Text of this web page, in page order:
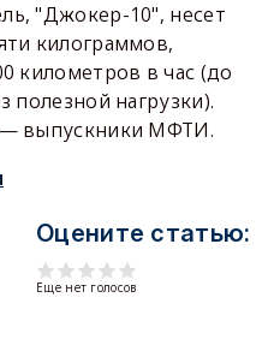
"Джокер-10", несет
килограммов,
километров в час (до
полезной нагрузки).
— выпускники МФТИ.
Оцените статью:
Еще нет голосов